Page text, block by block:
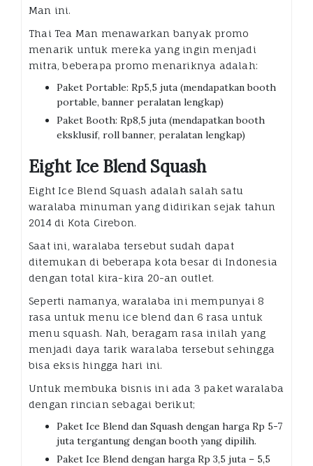
Man ini.
Thai Tea Man menawarkan banyak promo
menarik untuk mereka yang ingin menjadi
mitra, beberapa promo menariknya adalah:
Paket Portable: Rp5,5 juta (mendapatkan booth
portable, banner peralatan lengkap)
Paket Booth: Rp8,5 juta (mendapatkan booth
eksklusif, roll banner, peralatan lengkap)
Eight Ice Blend Squash
Eight Ice Blend Squash adalah salah satu
waralaba minuman yang didirikan sejak tahun
2014 di Kota Cirebon.
Saat ini, waralaba tersebut sudah dapat
ditemukan di beberapa kota besar di Indonesia
dengan total kira-kira 20-an outlet.
Seperti namanya, waralaba ini mempunyai 8
rasa untuk menu ice blend dan 6 rasa untuk
menu squash. Nah, beragam rasa inilah yang
menjadi daya tarik waralaba tersebut sehingga
bisa eksis hingga hari ini.
Untuk membuka bisnis ini ada 3 paket waralaba
dengan rincian sebagai berikut;
Paket Ice Blend dan Squash dengan harga Rp 5-7
juta tergantung dengan booth yang dipilih.
Paket Ice Blend dengan harga Rp 3,5 juta – 5,5